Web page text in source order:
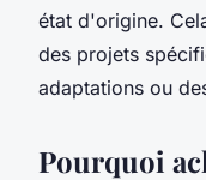
état d'origine.
des projets
adaptations ou
Pourquoi